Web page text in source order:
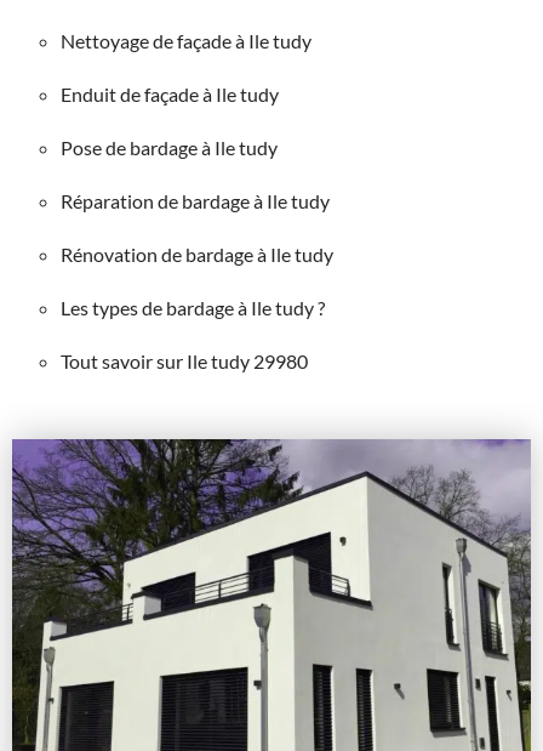
Nettoyage de façade à Ile tudy
Enduit de façade à Ile tudy
Pose de bardage à Ile tudy
Réparation de bardage à Ile tudy
Rénovation de bardage à Ile tudy
Les types de bardage à Ile tudy ?
Tout savoir sur Ile tudy 29980